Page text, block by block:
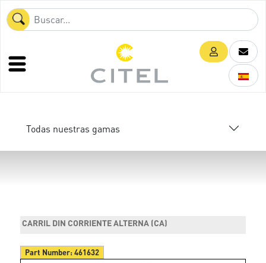
Todas nuestras gamas
CARRIL DIN CORRIENTE ALTERNA (CA)
Part Number:461632